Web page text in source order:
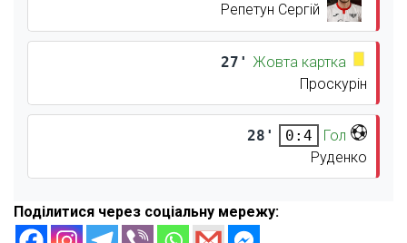
Репетун Сергій
27' Жовта картка
Проскурін
28' 0:4
Гол
Руденко
Поділитися через соціальну мережу: